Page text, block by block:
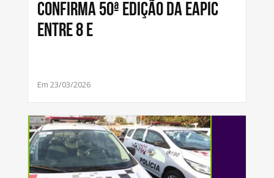
confirma 50ª edição da EAPIC
entre 8 e
Em 23/03/2026